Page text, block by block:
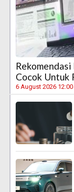
Cocok Untuk
6 August 2026 12:00